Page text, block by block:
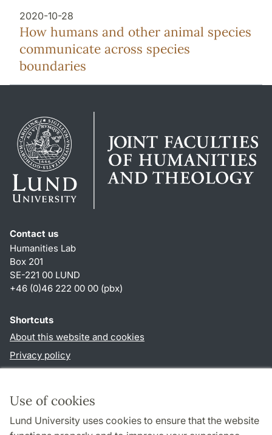
Use of cookies
Lund University uses cookies to ensure that the website
2020-10-28
How humans and other animal species
communicate across species
boundaries
Contact us
Humanities Lab
Box 201
SE-221 00 LUND
+46 (0)46 222 00 00 (pbx)
Shortcuts
About this website and cookies
Privacy policy
Follow us in social media